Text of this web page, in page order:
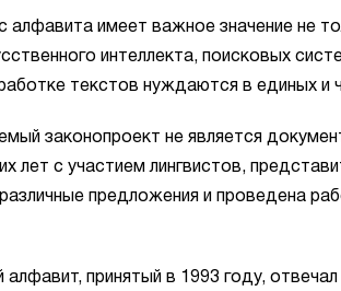
имеет важное значение не
интеллекта, поисковых
текстов нуждаются в единых и
законопроект не является
лет с участием лингвистов,
предложения и проведена
алфавит, принятый в 1993 году,